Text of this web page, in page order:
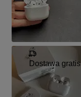
Dostawa gratis